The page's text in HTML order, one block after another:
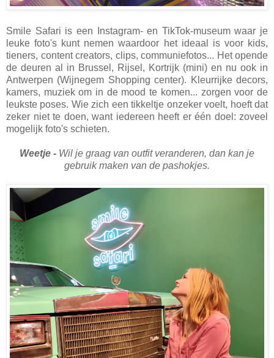
Smile Safari is een Instagram- en TikTok-museum waar je
leuke foto's kunt nemen waardoor het ideaal is voor kids,
tieners, content creators, clips, communiefotos... Het opende
de deuren al in Brussel, Rijsel, Kortrijk (mini) en nu ook in
Antwerpen (Wijnegem Shopping center). Kleurrijke decors,
kamers, muziek om in de mood te komen... zorgen voor de
leukste poses. Wie zich een tikkeltje onzeker voelt, hoeft dat
zeker niet te doen, want iedereen heeft er één doel: zoveel
mogelijk foto's schieten.
Weetje - Wil je graag van outfit veranderen, dan kan je
gebruik maken van de pashokjes.